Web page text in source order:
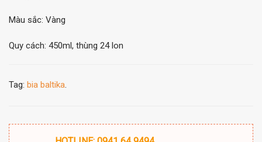
Màu sắc: Vàng
Quy cách: 450ml, thùng 24 lon
Tag: bia baltika.